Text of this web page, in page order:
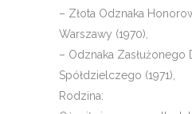
– Złota Odznaka
Warszawy (1970),
– Odznaka Zasłużonego
Spółdzielczego (1971),
Rodzina: